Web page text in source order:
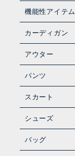
機能性アイテム
カーディガン
アウター
パンツ
スカート
シューズ
バッグ